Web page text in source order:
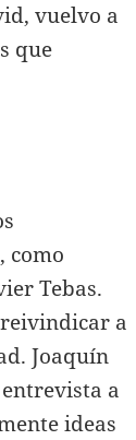
vuelvo a
que
como
Tebas.
a
Joaquín
a
ideas